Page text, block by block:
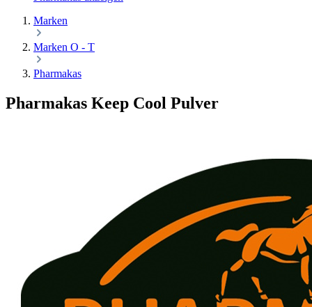
Marken
Marken O - T
Pharmakas
Pharmakas Keep Cool Pulver